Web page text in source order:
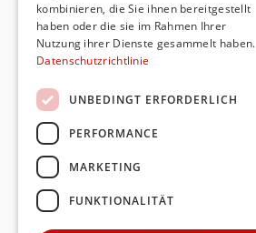
kombinieren, die Sie ihnen bereitgestellt
haben oder die sie im Rahmen Ihrer
Nutzung ihrer Dienste gesammelt haben.
Datenschutzrichtlinie
UNBEDINGT ERFORDERLICH
PERFORMANCE
MARKETING
FUNKTIONALITÄT